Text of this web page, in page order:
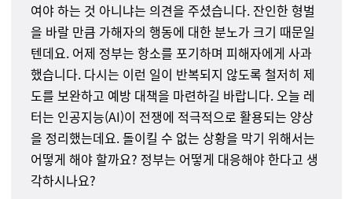
여야 하는 것 아니냐는 의견을 주셨습니다. 잔인한 형벌
을 바랄 만큼 가해자의 행동에 대한 분노가 크기 때문일
텐데요. 어제 정부는 항소를 포기하며 피해자에게 사과
했습니다. 다시는 이런 일이 반복되지 않도록 철저히 제
도를 보완하고 예방 대책을 마련하길 바랍니다.오늘 레
터는 인공지능(AI)이 전쟁에 적극적으로 활용되는 양상
을 정리했는데요. 돌이킬 수 없는 상황을 막기 위해서는
어떻게 해야 할까요? 정부는 어떻게 대응해야 한다고 생
각하시나요?